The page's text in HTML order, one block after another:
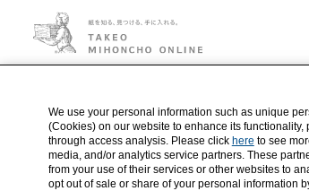
We use your personal information such as unique
(Cookies) on our website to enhance its
through access analysis. Please click here to see
media, and/or analytics service partners. These
from your use of their services or other websites to
opt out of sale or share of your personal information
写真集『Please Notify the
Stephen Gill